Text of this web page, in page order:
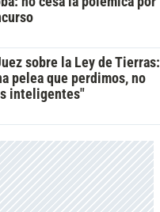
sobre la Ley de Tierras:
pelea que perdimos, no
inteligentes"